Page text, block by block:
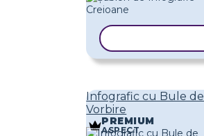
Infografic cu Bule de
Vorbire
PREMIUM
ASPECT